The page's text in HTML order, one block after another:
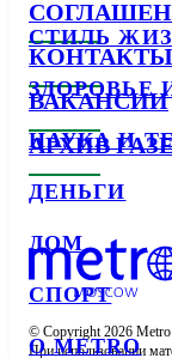
СТИЛЬ
ЗДОРОВЬЕ
НАУКА И
ДЕНЬГИ
ДОМ
СПОРТ
О METRO
КОНТАКТЫ
ВАКАНСИИ
АРХИВ
© Copyright 2026 Metro
При использовании